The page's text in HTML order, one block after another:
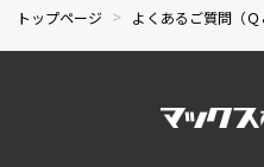
トップページ よくあるご質問（Ｑ